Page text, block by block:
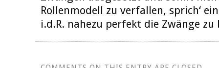
Rollenmodell zu verfallen, sprich‘
i.d.R. nahezu perfekt die Zwänge zu